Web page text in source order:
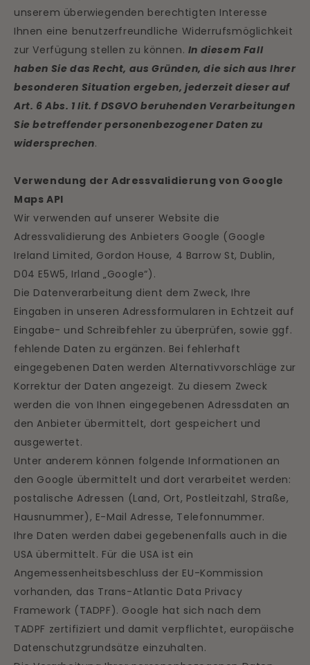
unserem überwiegenden berechtigten Interesse
Ihnen eine benutzerfreundliche Widerrufsmöglichkeit
zur Verfügung stellen zu können. In diesem Fall
haben Sie das Recht, aus Gründen, die sich aus Ihrer
besonderen Situation ergeben, jederzeit dieser auf
Art. 6 Abs. 1 lit. f DSGVO beruhenden Verarbeitungen
Sie betreffender personenbezogener Daten zu
widersprechen.
Verwendung der Adressvalidierung von Google
Maps API
Wir verwenden auf unserer Website die
Adressvalidierung des Anbieters Google (Google
Ireland Limited, Gordon House, 4 Barrow St, Dublin,
D04 E5W5, Irland „Google“).
Die Datenverarbeitung dient dem Zweck, Ihre
Eingaben in unseren Adressformularen in Echtzeit auf
Eingabe- und Schreibfehler zu überprüfen, sowie ggf.
fehlende Daten zu ergänzen. Bei fehlerhaft
eingegebenen Daten werden Alternativvorschläge zur
Korrektur der Daten angezeigt. Zu diesem Zweck
werden die von Ihnen eingegebenen Adressdaten an
den Anbieter übermittelt, dort gespeichert und
ausgewertet.
Unter anderem können folgende Informationen an
den Google übermittelt und dort verarbeitet werden:
postalische Adressen (Land, Ort, Postleitzahl, Straße,
Hausnummer), E-Mail Adresse, Telefonnummer.
Ihre Daten werden dabei gegebenenfalls auch in die
USA übermittelt. Für die USA ist ein
Angemessenheitsbeschluss der EU-Kommission
vorhanden, das Trans-Atlantic Data Privacy
Framework (TADPF). Google hat sich nach dem
TADPF zertifiziert und damit verpflichtet, europäische
Datenschutzgrundsätze einzuhalten.